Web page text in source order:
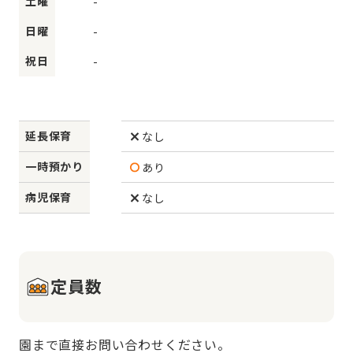
日曜
-
祝日
-
延長保育
なし
一時預かり
あり
病児保育
なし
定員数
園まで直接お問い合わせください。